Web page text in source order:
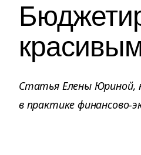
Статья Елены Юриной,
в практике финансово-